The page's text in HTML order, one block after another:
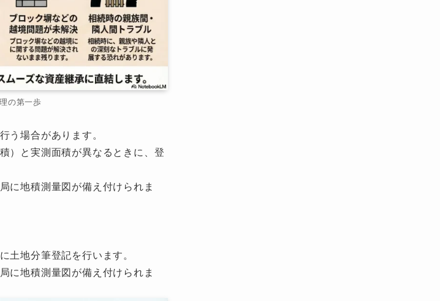
の第一歩
う場合があります。
）と実測面積が異なるときに、登
に地積測量図が備え付けられま
地分筆登記を行います。
に地積測量図が備え付けられま